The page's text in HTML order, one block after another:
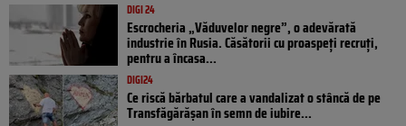
DIGI 24
Escrocheria „Văduvelor negre”, o adevărată
industrie în Rusia. Căsătorii cu proaspeți recruți,
pentru a încasa...
DIGI24
Ce riscă bărbatul care a vandalizat o stâncă de pe
Transfăgărășan în semn de iubire...